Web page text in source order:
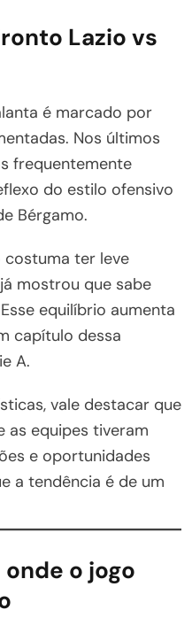
Lazio vs
é marcado por
Nos últimos
frequentemente
do estilo ofensivo
Bérgamo.
costuma ter leve
mostrou que sabe
equilíbrio aumenta
capítulo dessa
A.
vale destacar que
as equipes tiveram
e oportunidades
a tendência é de um
o jogo